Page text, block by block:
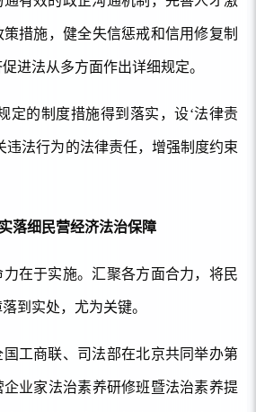
措施，健全失信惩戒和信用修复制
进法从多方面作出详细规定。
定的制度措施得到落实，设‘法律责
违法行为的法律责任，增强制度约束
落细民营经济法治保障
在于实施。汇聚各方面合力，将民
到实处，尤为关键。
国工商联、司法部在北京共同举办第
业家法治素养研修班暨法治素养提